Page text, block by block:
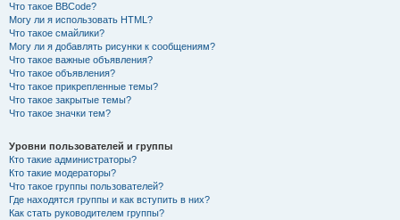
Что такое BBCode?
Могу ли я использовать HTML?
Что такое смайлики?
Могу ли я добавлять рисунки к сообщениям?
Что такое важные объявления?
Что такое объявления?
Что такое прикрепленные темы?
Что такое закрытые темы?
Что такое значки тем?
Уровни пользователей и группы
Кто такие администраторы?
Кто такие модераторы?
Что такое группы пользователей?
Где находятся группы и как вступить в них?
Как стать руководителем группы?